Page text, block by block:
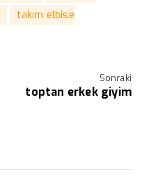
takım elbise
Sonraki
toptan erkek giyim